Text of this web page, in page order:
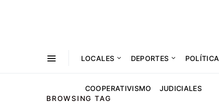
LOCALES DEPORTES POLÍTICA
COOPERATIVISMO
JUDICIALES
BROWSING TAG